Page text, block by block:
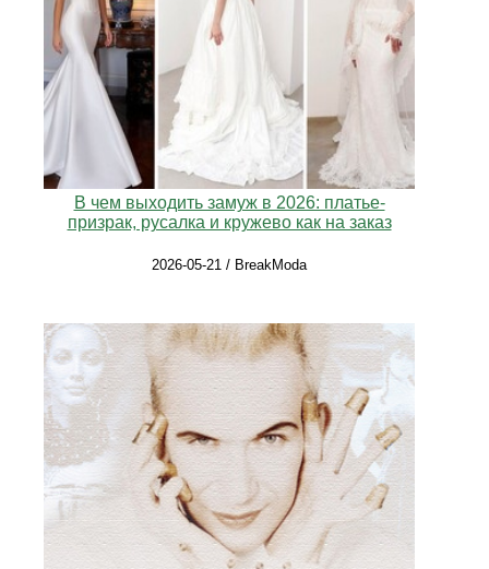
В чем выходить замуж в 2026: платье-
призрак, русалка и кружево как на заказ
2026-05-21 / BreakModa